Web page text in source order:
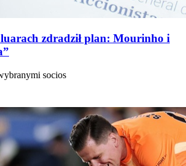
zdradził plan: Mourinho i
socios